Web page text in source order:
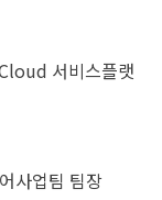
서비스플랫
사업팀 팀장